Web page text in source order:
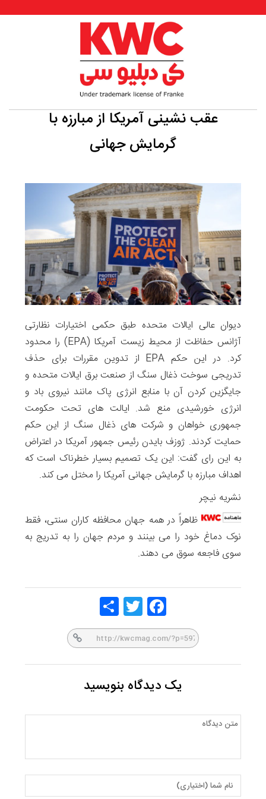
عقب نشینی آمریکا از مبارزه با
گرمایش جهانی
دیوان عالی ایالات متحده طبق حکمی اختیارات نظارتی
آژانس حفاظت از محیط زیست آمریکا (EPA) را محدود
کرد. در این حکم EPA از تدوین مقررات برای حذف
تدریجی سوخت ذغال سنگ از صنعت برق ایالات متحده و
جایگزین کردن آن با منابع انرژی پاک مانند نیروی باد و
انرژی خورشیدی منع شد. ایالت های تحت حکومت
جمهوری خواهان و شرکت های ذغال سنگ از این حکم
حمایت کردند. ژوزف بایدن رئیس جمهور آمریکا در اعتراض
به این رای گفت: این یک تصمیم بسیار خطرناک است که
اهداف مبارزه با گرمایش جهانی آمریکا را مختل می کند.
نشریه نیچر
ظاهراً در همه جهان محافظه کاران سنتی، فقط
نوک دماغ خود را می بینند و مردم جهان را به تدریج به
سوی فاجعه سوق می دهند.
Face
book
Twitt
er
یک دیدگاه بنویسید